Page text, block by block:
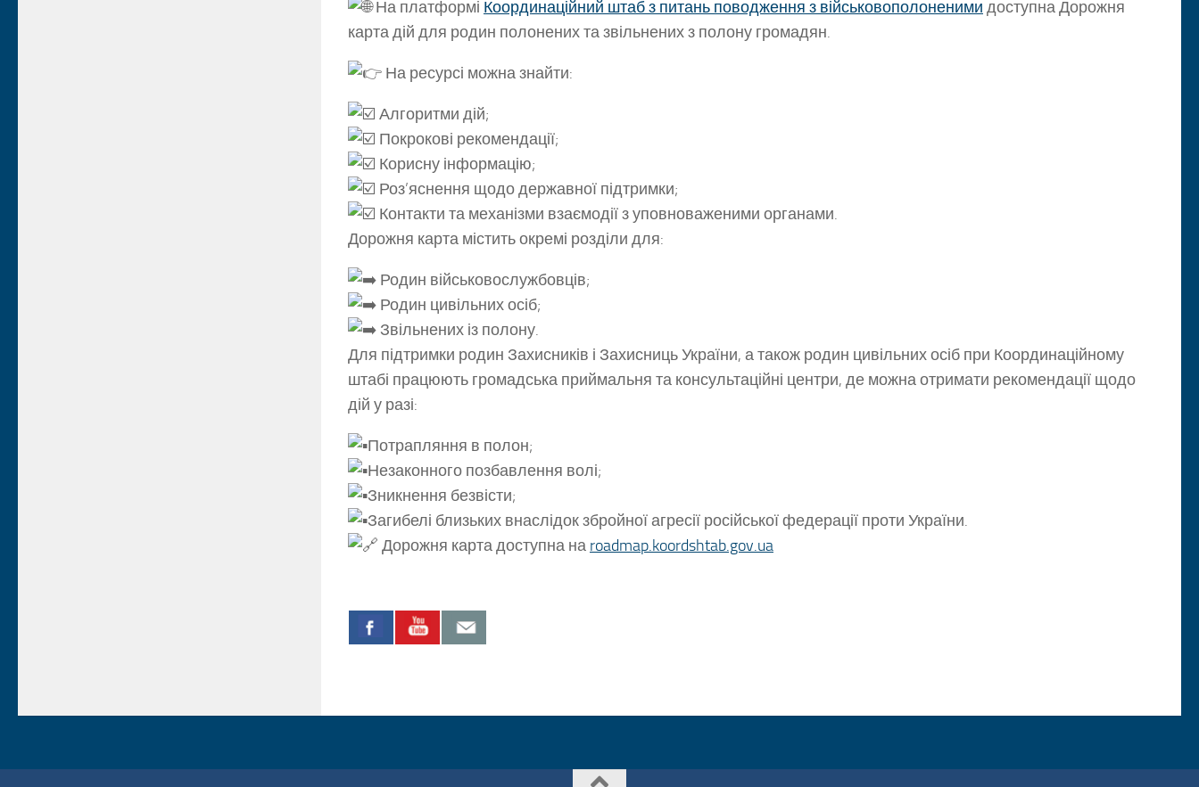
На платформі Координаційний штаб з питань поводження з військовополоненими доступна Дорожня
карта дій для родин полонених та звільнених з полону громадян.
На ресурсі можна знайти:
Алгоритми дій;
Покрокові рекомендації;
Корисну інформацію;
Роз’яснення щодо державної підтримки;
Контакти та механізми взаємодії з уповноваженими органами.
Дорожня карта містить окремі розділи для:
Родин військовослужбовців;
Родин цивільних осіб;
Звільнених із полону.
Для підтримки родин Захисників і Захисниць України, а також родин цивільних осіб при Координаційному
штабі працюють громадська приймальня та консультаційні центри, де можна отримати рекомендації щодо
дій у разі:
Потрапляння в полон;
Незаконного позбавлення волі;
Зникнення безвісти;
Загибелі близьких внаслідок збройної агресії російської федерації проти України.
Дорожня карта доступна на roadmap.koordshtab.gov.ua